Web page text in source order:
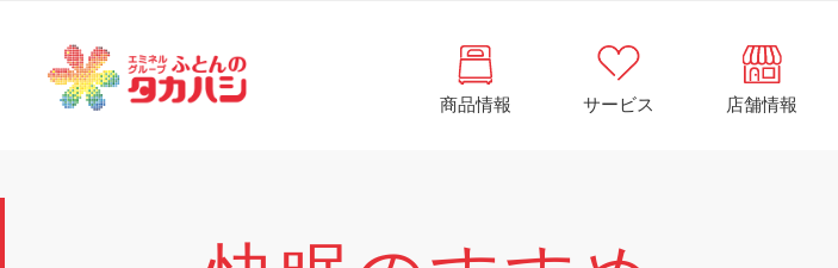
ッ
商品情報 サービス 店舗情報
ん
の